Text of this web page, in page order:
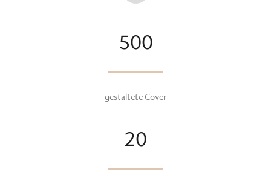
500
gestaltete Cover
20